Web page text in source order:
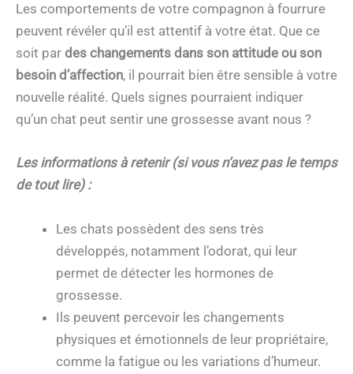
Les comportements de votre compagnon à fourrure
peuvent révéler qu’il est attentif à votre état. Que ce
soit par des changements dans son attitude ou son
besoin d’affection, il pourrait bien être sensible à votre
nouvelle réalité. Quels signes pourraient indiquer
qu’un chat peut sentir une grossesse avant nous ?
Les informations à retenir (si vous n’avez pas le temps
de tout lire) :
Les chats possèdent des sens très
développés, notamment l’odorat, qui leur
permet de détecter les hormones de
grossesse.
Ils peuvent percevoir les changements
physiques et émotionnels de leur propriétaire,
comme la fatigue ou les variations d’humeur.